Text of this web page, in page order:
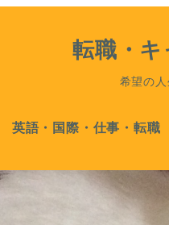
転職・
希望の
英語・国際・仕事・転職